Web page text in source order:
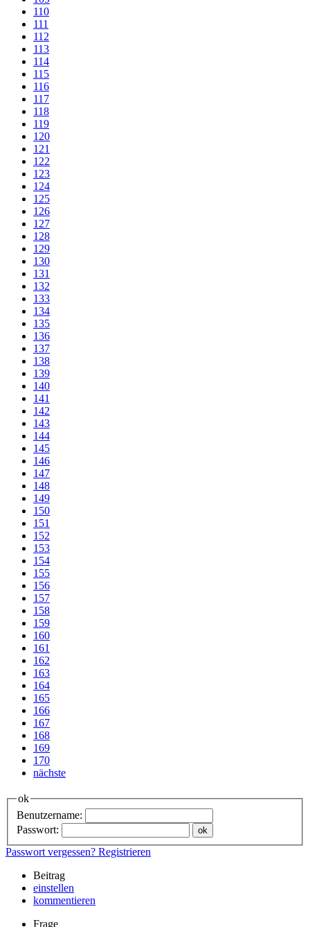
110
111
112
113
114
115
116
117
118
119
120
121
122
123
124
125
126
127
128
129
130
131
132
133
134
135
136
137
138
139
140
141
142
143
144
145
146
147
148
149
150
151
152
153
154
155
156
157
158
159
160
161
162
163
164
165
166
167
168
169
170
nächste
ok
Benutzername:
Passwort:
Passwort vergessen? Registrieren
Beitrag
einstellen
kommentieren
Frage